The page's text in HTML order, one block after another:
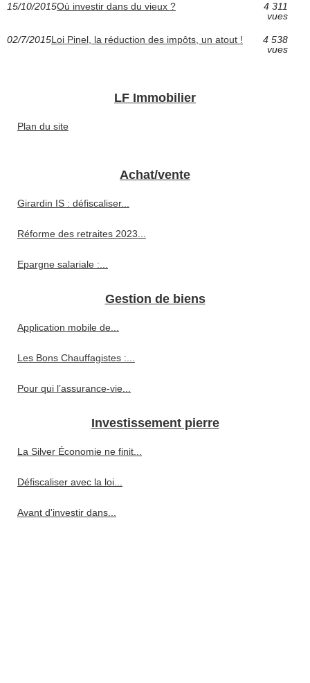
15/10/2015Où investir dans du vieux ?
4 311
vues
02/7/2015Loi Pinel, la réduction des impôts, un atout !
4 538
vues
LF Immobilier
Plan du site
Achat/vente
Girardin IS : défiscaliser...
Réforme des retraites 2023...
Epargne salariale :...
Gestion de biens
Application mobile de...
Les Bons Chauffagistes :...
Pour qui l’assurance-vie...
Investissement pierre
La Silver Économie ne finit...
Défiscaliser avec la loi...
Avant d'investir dans...